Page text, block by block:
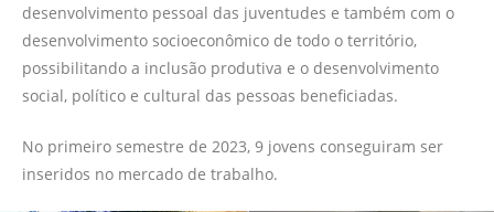
desenvolvimento pessoal das juventudes e também com o
desenvolvimento socioeconômico de todo o território,
possibilitando a inclusão produtiva e o desenvolvimento
social, político e cultural das pessoas beneficiadas.
No primeiro semestre de 2023, 9 jovens conseguiram ser
inseridos no mercado de trabalho.